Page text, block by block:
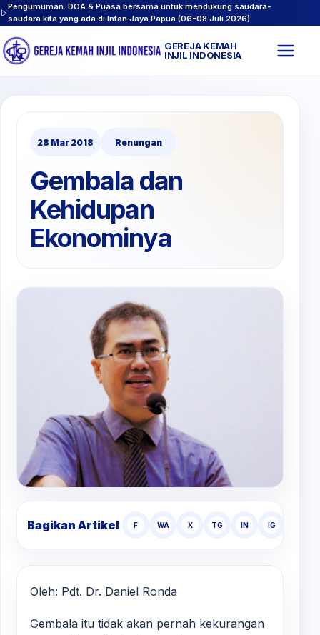
Pengumuman: DOA & Puasa bersama untuk mendukung saudara-
saudara kita yang ada di Intan Jaya Papua (06-08 Juli 2026)
GEREJA KEMAH
INJIL INDONESIA
28 Mar 2018 Renungan
Gembala dan
Kehidupan
Ekonominya
Bagikan Artikel F WA X TG IN IG
Oleh: Pdt. Dr. Daniel Ronda
Gembala itu tidak akan pernah kekurangan